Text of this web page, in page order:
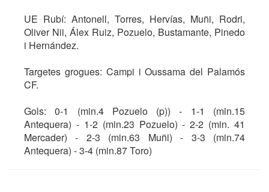
UE Rubí: Antonell, Torres, Hervías, Muñi, Rodri,
Oliver Nii, Álex Ruiz, Pozuelo, Bustamante, Pinedo
i Hernández.
Targetes grogues: Campi i Oussama del Palamós
CF.
Gols: 0-1 (min.4 Pozuelo (p)) - 1-1 (min.15
Antequera) - 1-2 (min.23 Pozuelo) - 2-2 (min. 41
Mercader) - 2-3 (min.63 Muñi) - 3-3 (min.74
Antequera) - 3-4 (min.87 Toro)